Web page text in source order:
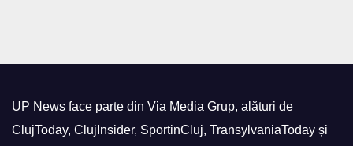
UP News face parte din Via Media Grup, alături de
ClujToday, ClujInsider, SportinCluj, TransylvaniaToday și